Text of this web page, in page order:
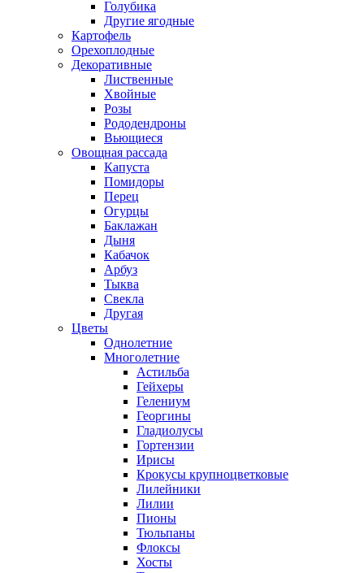
Голубика
Другие ягодные
Картофель
Орехоплодные
Декоративные
Лиственные
Хвойные
Розы
Рододендроны
Вьющиеся
Овощная рассада
Капуста
Помидоры
Перец
Огурцы
Баклажан
Дыня
Кабачок
Арбуз
Тыква
Свекла
Другая
Цветы
Однолетние
Многолетние
Астильба
Гейхеры
Гелениум
Георгины
Гладиолусы
Гортензии
Ирисы
Крокусы крупноцветковые
Лилейники
Лилии
Пионы
Тюльпаны
Флоксы
Хосты